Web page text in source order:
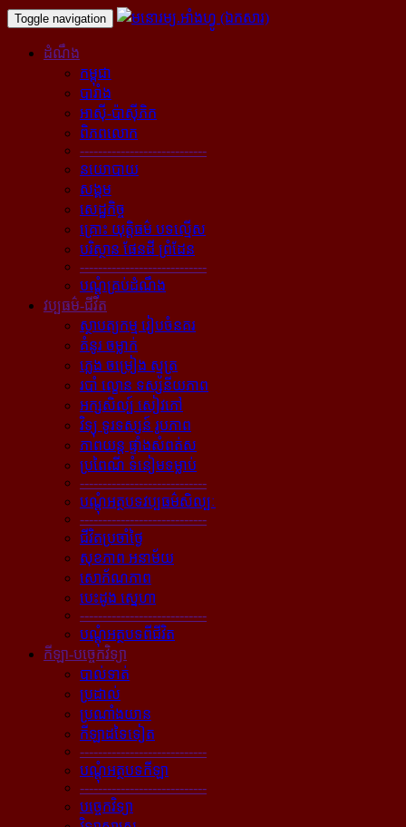
Toggle navigation
ដំណឹង
កម្ពុជា
បារាំង
អាស៊ី-ប៉ាស៊ីភិក
ពិភពលោក
----------------------------
នយោបាយ
សង្គម
សេដ្ឋកិច្ច
គ្រោះ យុត្តិធម៌ បទល្មើស
បរិស្ថាន ផែនដី ព្រំដែន
----------------------------
បណ្ដុំគ្រប់ដំណឹង
វប្បធម៌-ជីវិត
ស្ថាបត្យកម្ម រៀបចំនគរ
គំនូរ ចម្លាក់
ភ្លេង ចម្រៀង ស្មូត្រ
របាំ ល្ខោន ទស្សនីយភាព
អក្សសិល្ប៍ សៀវភៅ
វិទ្យុ ទូរទស្សន៍ រូបភាព
ភាពយន្ដ ផ្ទាំងសំពត់ស
ប្រពៃណី ទំនៀមទម្លាប់
----------------------------
បណ្ដុំអត្ថបទវប្បធម៌សិល្បៈ
----------------------------
ជីវិតប្រចាំថ្ងៃ
សុខភាព អនាម័យ
សោភ័ណភាព
បេះដូង ស្នេហា
----------------------------
បណ្ដុំអត្ថបទពីជីវិត
កីឡា-បច្ចេកវិទ្យា
បាល់ទាត់
ប្រដាល់
ប្រណាំងយាន
កីឡាដទៃទៀត
----------------------------
បណ្ដុំអត្ថបទកីឡា
----------------------------
បច្ចេកវិទ្យា